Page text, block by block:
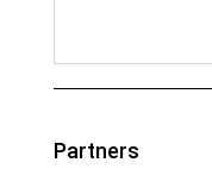
Partners